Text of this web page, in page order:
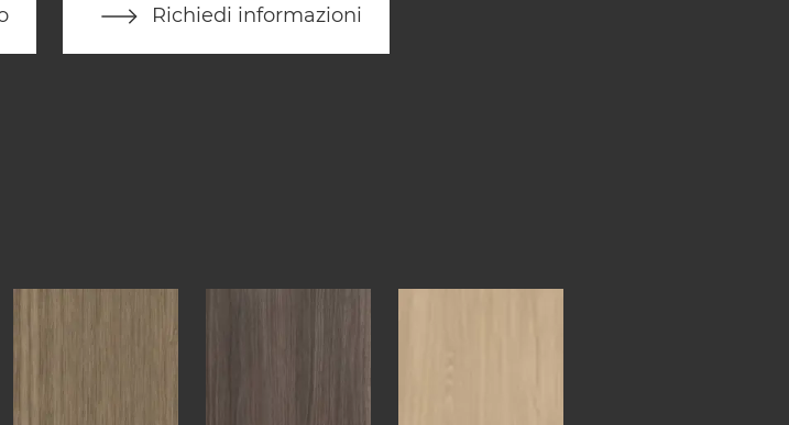
Richiedi informazioni